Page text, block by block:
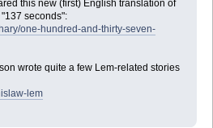
this new (first) English translation of
seconds":
one-hundred-and-thirty-seven-
wrote quite a few Lem-related stories
lem